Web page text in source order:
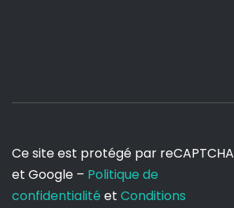
Ce site est protégé par reCAPTCHA
et Google – Politique de
confidentialité et Conditions